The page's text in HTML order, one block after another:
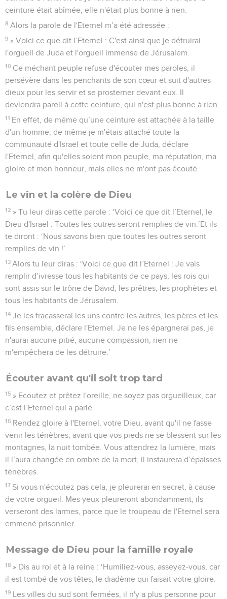
ceinture était abîmée, elle n'était plus bonne à rien.
8 Alors la parole de l'Eternel m’a été adressée :
9 « Voici ce que dit l’Eternel : C'est ainsi que je détruirai
l'orgueil de Juda et l'orgueil immense de Jérusalem.
10 Ce méchant peuple refuse d'écouter mes paroles, il
persévère dans les penchants de son cœur et suit d'autres
dieux pour les servir et se prosterner devant eux. Il
deviendra pareil à cette ceinture, qui n'est plus bonne à rien.
11 En effet, de même qu’une ceinture est attachée à la taille
d'un homme, de même je m'étais attaché toute la
communauté d'Israël et toute celle de Juda, déclare
l'Eternel, afin qu'elles soient mon peuple, ma réputation, ma
gloire et mon honneur, mais elles ne m'ont pas écouté.
Le vin et la colère de Dieu
12 » Tu leur diras cette parole : ‘Voici ce que dit l’Eternel, le
Dieu d'Israël : Toutes les outres seront remplies de vin.’Et ils
te diront : ‘Nous savons bien que toutes les outres seront
remplies de vin !’
13 Alors tu leur diras : ‘Voici ce que dit l’Eternel : Je vais
remplir d’ivresse tous les habitants de ce pays, les rois qui
sont assis sur le trône de David, les prêtres, les prophètes et
tous les habitants de Jérusalem.
14 Je les fracasserai les uns contre les autres, les pères et les
fils ensemble, déclare l'Eternel. Je ne les épargnerai pas, je
n'aurai aucune pitié, aucune compassion, rien ne
m'empêchera de les détruire.’
Écouter avant qu'il soit trop tard
15 » Ecoutez et prêtez l'oreille, ne soyez pas orgueilleux, car
c’est l’Eternel qui a parlé.
16 Rendez gloire à l'Eternel, votre Dieu, avant qu'il ne fasse
venir les ténèbres, avant que vos pieds ne se blessent sur les
montagnes, la nuit tombée. Vous attendrez la lumière, mais
il l’aura changée en ombre de la mort, il instaurera d’épaisses
ténèbres.
17 Si vous n'écoutez pas cela, je pleurerai en secret, à cause
de votre orgueil. Mes yeux pleureront abondamment, ils
verseront des larmes, parce que le troupeau de l'Eternel sera
emmené prisonnier.
Message de Dieu pour la famille royale
18 » Dis au roi et à la reine : ‘Humiliez-vous, asseyez-vous, car
il est tombé de vos têtes, le diadème qui faisait votre gloire.
19 Les villes du sud sont fermées, il n'y a plus personne pour